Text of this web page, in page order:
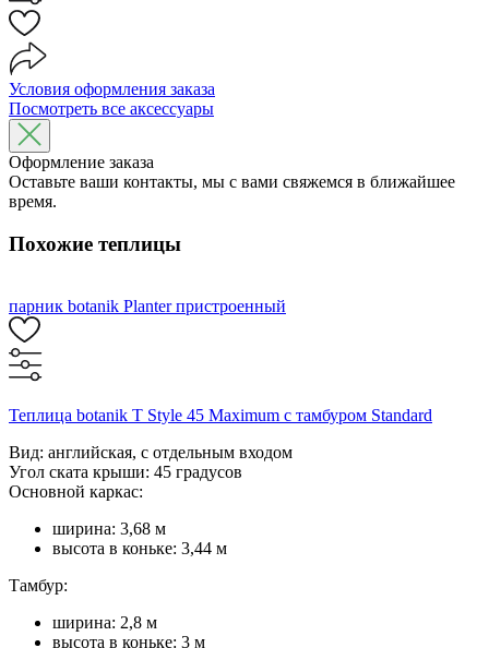
Условия оформления заказа
Посмотреть все аксессуары
Оформление заказа
Оставьте ваши контакты, мы с вами свяжемся в ближайшее
время.
Похожие теплицы
парник botanik Planter пристроенный
Теплица botanik T Style 45 Maximum с тамбуром Standard
Вид: английская, с отдельным входом
Угол ската крыши: 45 градусов
Основной каркас:
ширина: 3,68 м
высота в коньке: 3,44 м
Тамбур:
ширина: 2,8 м
высота в коньке: 3 м